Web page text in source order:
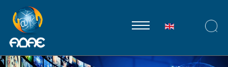
Επιλέξτε τη